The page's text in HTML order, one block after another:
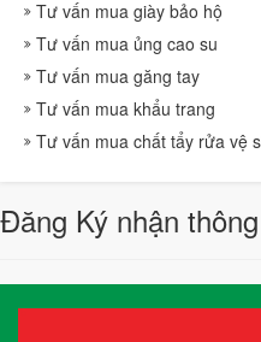
Tư vấn mua giày bảo hộ
Tư vấn mua ủng cao su
Tư vấn mua găng tay
Tư vấn mua khẩu trang
Tư vấn mua chất tẩy rửa vệ
Đăng Ký nhận